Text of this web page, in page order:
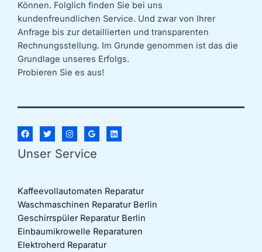
Können. Folglich finden Sie bei uns
kundenfreundlichen Service. Und zwar von Ihrer
Anfrage bis zur detaillierten und transparenten
Rechnungsstellung. Im Grunde genommen ist das die
Grundlage unseres Erfolgs.
Probieren Sie es aus!
Unser Service
Kaffeevollautomaten Reparatur
Waschmaschinen Reparatur Berlin
Geschirrspüler Reparatur Berlin
Einbaumikrowelle Reparaturen
Elektroherd Reparatur